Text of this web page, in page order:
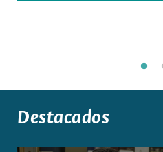
Destacados